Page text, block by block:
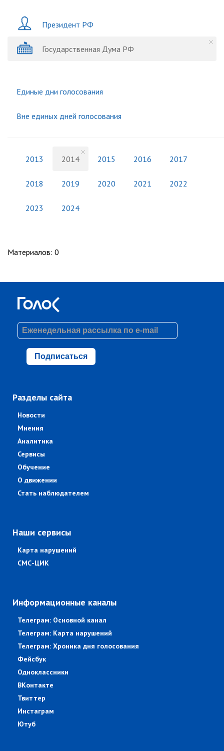
Президент РФ
Государственная Дума РФ
Единые дни голосования
Вне единых дней голосования
2013 2014 2015 2016 2017
2018 2019 2020 2021 2022
2023 2024
Материалов: 0
Подписаться
Разделы сайта
Новости
Мнения
Аналитика
Сервисы
Обучение
О движении
Стать наблюдателем
Наши сервисы
Карта нарушений
СМС-ЦИК
Информационные каналы
Телеграм: Основной канал
Телеграм: Карта нарушений
Телеграм: Хроника дня голосования
Фейсбук
Одноклассники
ВКонтакте
Твиттер
Инстаграм
Ютуб